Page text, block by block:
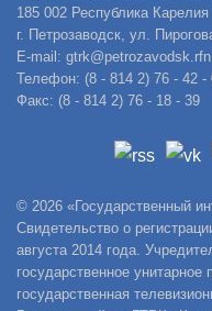
185 002 Республика Карелия
г. Петрозаводск, ул.
E-mail:
Телефон: (8 - 814 2) 76 - 42 -
Факс: (8 - 814 2) 76 - 18 - 39
© 2026 «Государственный
Свидетельство о
августа 2014 года.
государственное унитарное
государственная